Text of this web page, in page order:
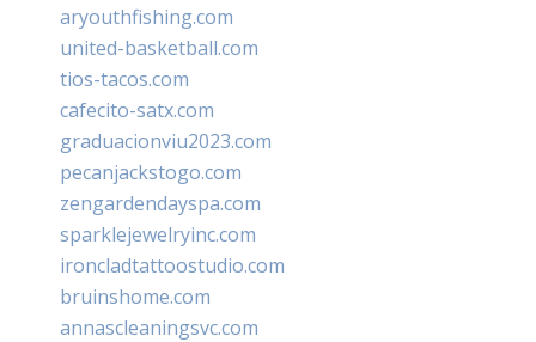
aryouthfishing.com
united-basketball.com
tios-tacos.com
cafecito-satx.com
graduacionviu2023.com
pecanjackstogo.com
zengardendayspa.com
sparklejewelryinc.com
ironcladtattoostudio.com
bruinshome.com
annascleaningsvc.com